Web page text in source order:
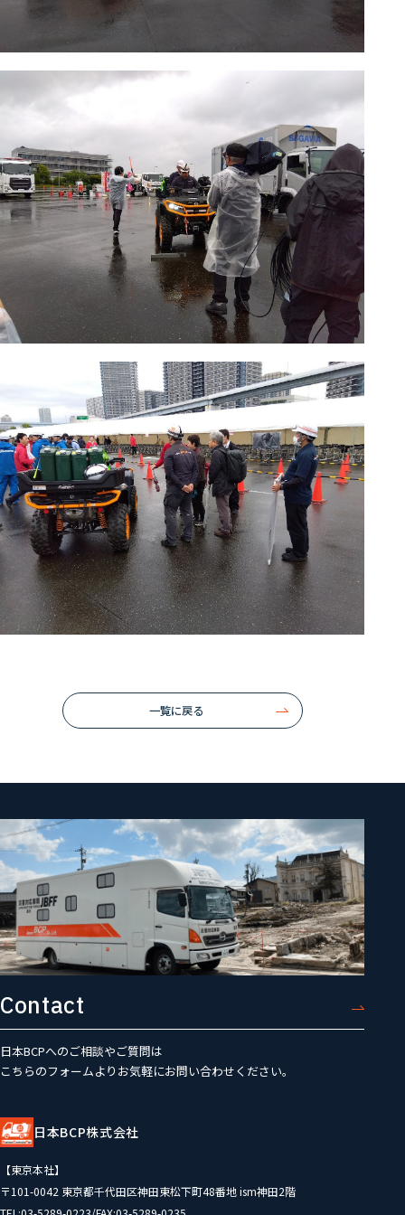
一覧に戻る
Contact
日本BCPへのご相談やご質問は
こちらのフォームよりお気軽にお問い合わせください。
日本BCP株式会社
【東京本社】
〒101-0042 東京都千代田区神田東松下町48番地 ism神田2階